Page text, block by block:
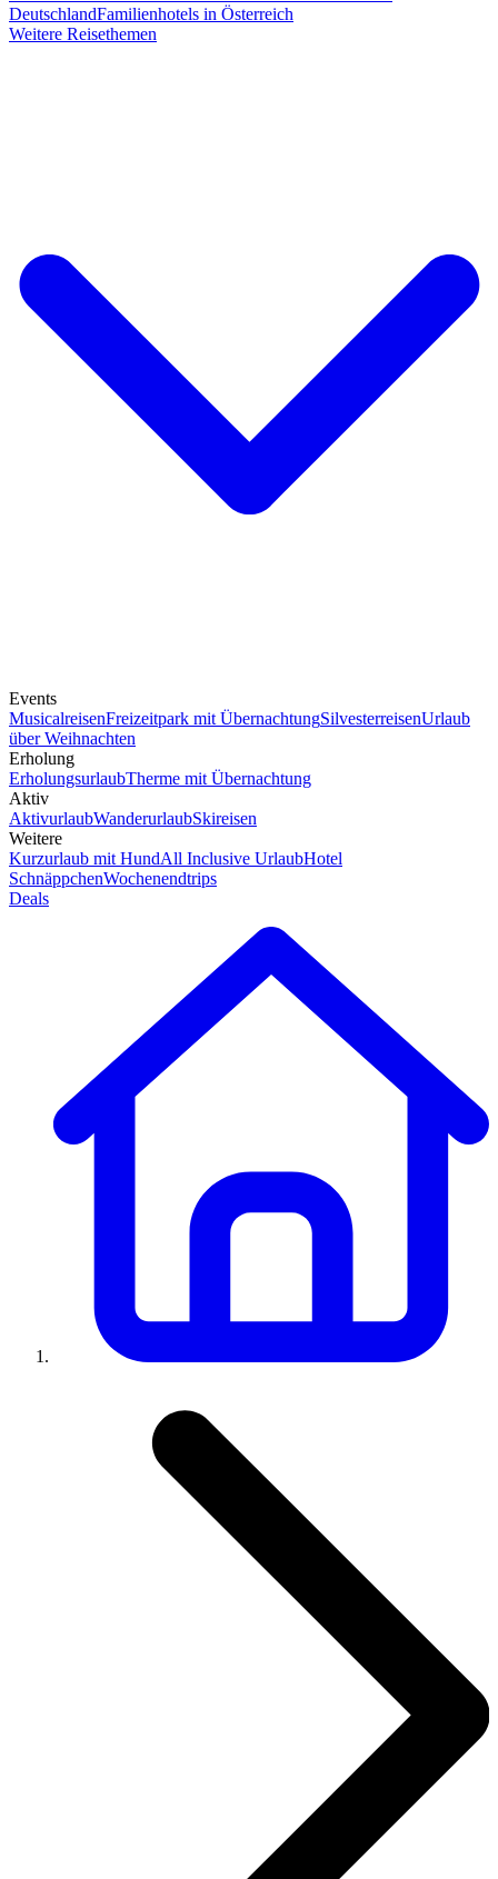
DeutschlandFamilienhotels in Österreich
Weitere Reisethemen
Events
MusicalreisenFreizeitpark mit ÜbernachtungSilvesterreisenUrlaub
über Weihnachten
Erholung
ErholungsurlaubTherme mit Übernachtung
Aktiv
AktivurlaubWanderurlaubSkireisen
Weitere
Kurzurlaub mit HundAll Inclusive UrlaubHotel
SchnäppchenWochenendtrips
Deals